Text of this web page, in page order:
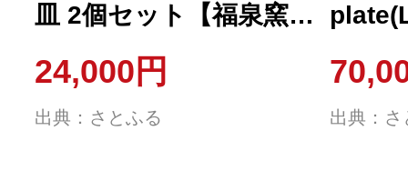
皿 2個セット【福泉窯
xARITAYAKI-STORE】デ
ザート皿
24,000円
出典：さとふる
A70-
出典：さ